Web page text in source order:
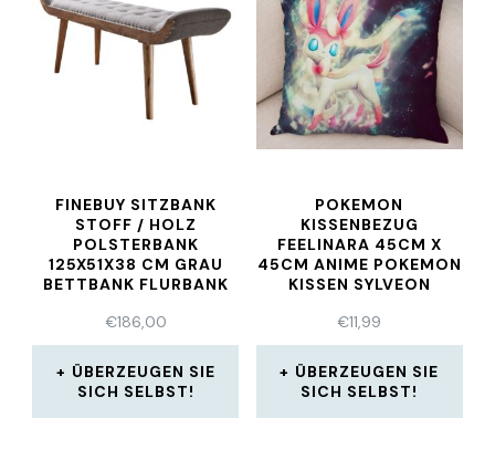
FINEBUY SITZBANK
STOFF / HOLZ
POLSTERBANK
125X51X38 CM GRAU
BETTBANK FLURBANK
€186,00
ÜBERZEUGEN SIE
SICH SELBST!
POKEMON
KISSENBEZUG
FEELINARA 45CM X
45CM ANIME POKEMON
KISSEN SYLVEON
€11,99
ÜBERZEUGEN SIE
SICH SELBST!